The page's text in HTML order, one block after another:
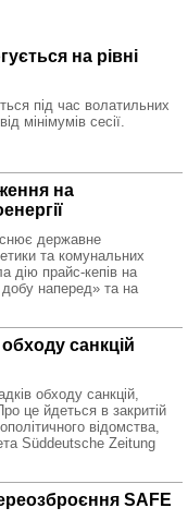
на рівні
під час волатильних
мінімумів сесії.
на
державне
та комунальних
дію прайс-кепів на
наперед» та на
санкцій
обходу санкцій,
це йдеться в закритій
відомства,
Süddeutsche Zeitung
SAFE